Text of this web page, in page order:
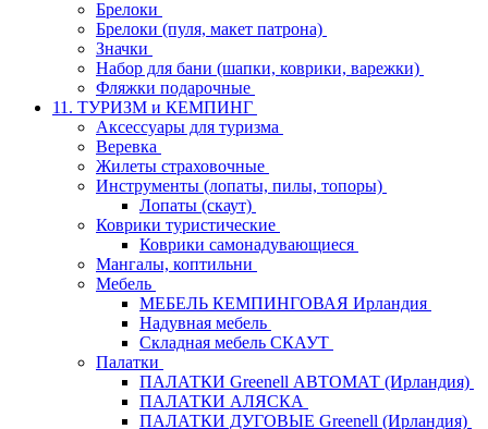
Брелоки
Брелоки (пуля, макет патрона)
Значки
Набор для бани (шапки, коврики, варежки)
Фляжки подарочные
11. ТУРИЗМ и КЕМПИНГ
Аксессуары для туризма
Веревка
Жилеты страховочные
Инструменты (лопаты, пилы, топоры)
Лопаты (скаут)
Коврики туристические
Коврики самонадувающиеся
Мангалы, коптильни
Мебель
МЕБЕЛЬ КЕМПИНГОВАЯ Ирландия
Надувная мебель
Складная мебель СКАУТ
Палатки
ПАЛАТКИ Greenell АВТОМАТ (Ирландия)
ПАЛАТКИ АЛЯСКА
ПАЛАТКИ ДУГОВЫЕ Greenell (Ирландия)